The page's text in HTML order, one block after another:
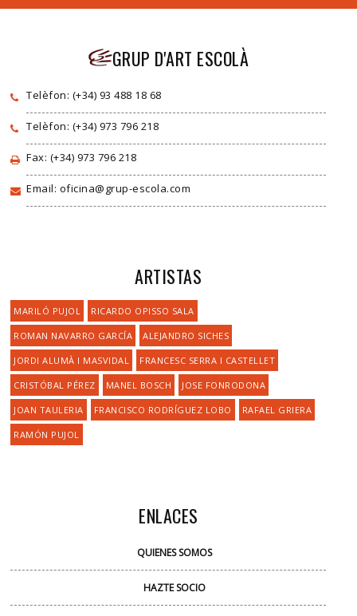
GRUP D'ART ESCOLÀ
Telèfon: (+34) 93 488 18 68
Telèfon: (+34) 973 796 218
Fax: (+34) 973 796 218
Email: oficina@grup-escola.com
ARTISTAS
MARILÓ PUJOL RICARDO OPISSO SALA
ROMAN NAVARRO GARCÍA ALEJANDRO SICHES
JORDI ALUMÀ I MASVIDAL FRANCESC SERRA I CASTELLET
CRISTÓBAL PÉREZ MANEL BOSCH JOSE FONRODONA
JOAN TAULERIA FRANCISCO RODRÍGUEZ LOBO RAFAEL GRIERA
RAMÓN PUJOL
ENLACES
QUIENES SOMOS
HAZTE SOCIO